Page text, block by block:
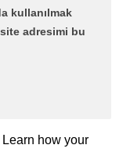
kullanılmak
adresimi bu
Learn how your